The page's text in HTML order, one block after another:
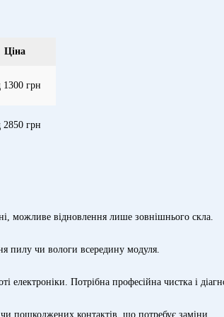
Ціна
1300 грн
2850 грн
можливе відновлення лише зовнішнього скла.
пилу чи вологи всередину модуля.
електроніки. Потрібна професійна чистка і
пошкоджених контактів, що потребує заміни.